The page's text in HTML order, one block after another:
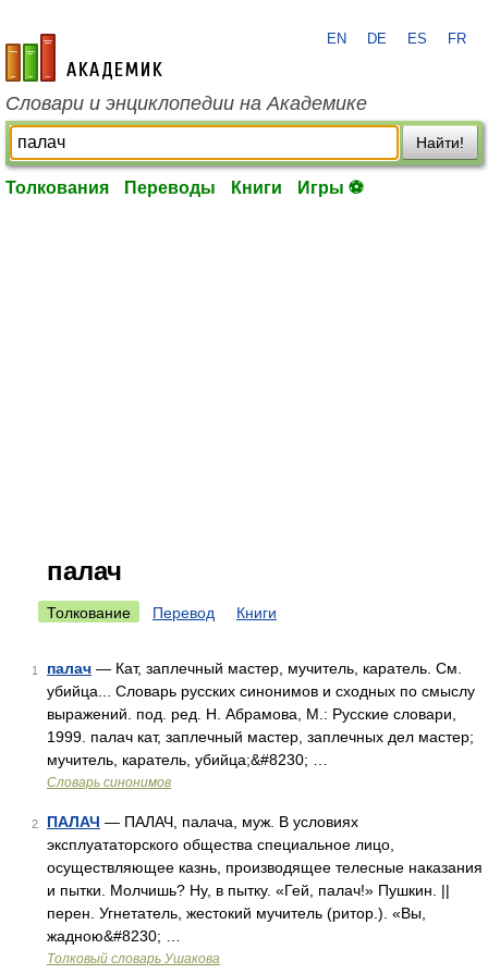
academic.ru
EN DE ES FR
Словари и энциклопедии на Академике
Найти!
Толкования Переводы Книги Игры ⚽
палач
Толкование Перевод Книги
1 палач — Кат, заплечный мастер, мучитель, каратель. См.
убийца... Словарь русских синонимов и сходных по смыслу
выражений. под. ред. Н. Абрамова, М.: Русские словари,
1999. палач кат, заплечный мастер, заплечных дел мастер;
мучитель, каратель, убийца;&#8230; …
Словарь синонимов
2 ПАЛАЧ — ПАЛАЧ, палача, муж. В условиях
эксплуататорского общества специальное лицо,
осуществляющее казнь, производящее телесные наказания
и пытки. Молчишь? Ну, в пытку. «Гей, палач!» Пушкин. ||
перен. Угнетатель, жестокий мучитель (ритор.). «Вы,
жадною&#8230; …
Толковый словарь Ушакова